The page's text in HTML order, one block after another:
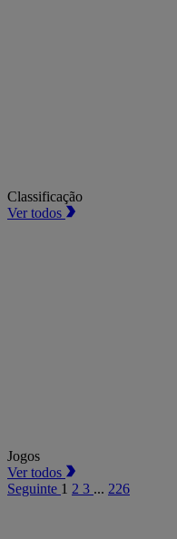
Classificação
Ver todos
Jogos
Ver todos
Seguinte 1 2 3 ... 226